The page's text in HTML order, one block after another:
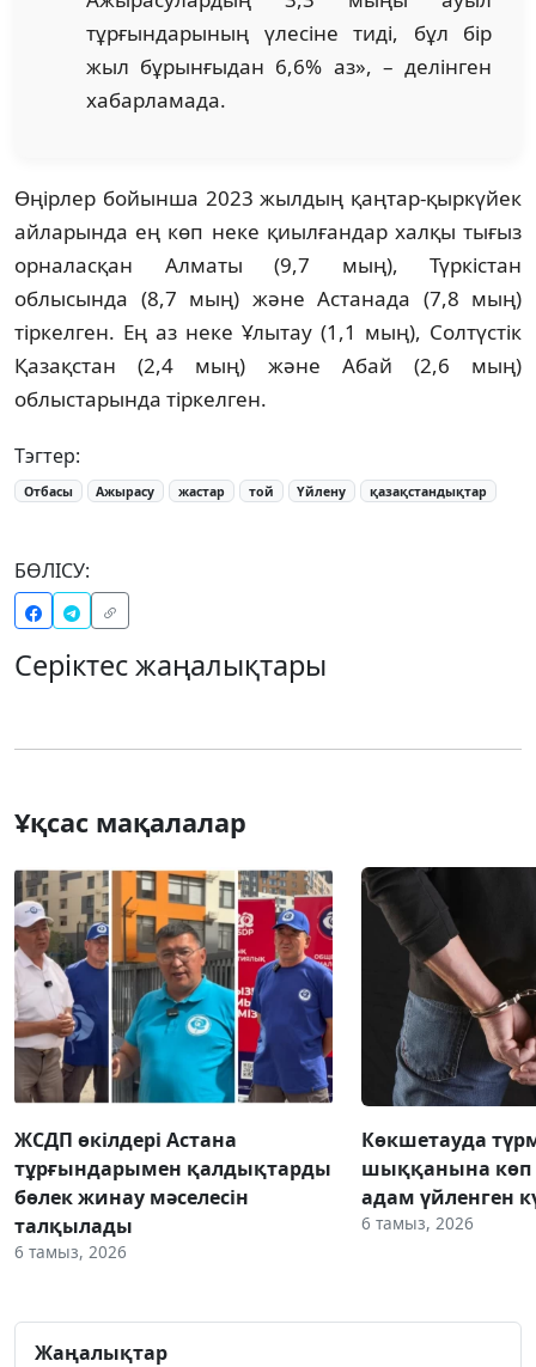
тұрғындарының үлесіне тиді, бұл бір
жыл бұрынғыдан 6,6% аз», – делінген
хабарламада.
Өңірлер бойынша 2023 жылдың қаңтар-қыркүйек
айларында ең көп неке қиылғандар халқы тығыз
орналасқан Алматы (9,7 мың), Түркістан
облысында (8,7 мың) және Астанада (7,8 мың)
тіркелген. Ең аз неке Ұлытау (1,1 мың), Солтүстік
Қазақстан (2,4 мың) және Абай (2,6 мың)
облыстарында тіркелген.
Тэгтер:
Отбасы Ажырасу жастар той Үйлену қазақстандықтар
БӨЛІСУ:
Серіктес жаңалықтары
Ұқсас мақалалар
ЖСДП өкілдері Астана
тұрғындарымен қалдықтарды
бөлек жинау мәселесін
талқылады
6 тамыз, 2026
Көкшетауда
шыққанына көп
адам үйленген
6 тамыз, 2026
Жаңалықтар